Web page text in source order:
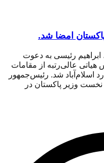
امضا شد.
ابراهیم رئیسی به دعوت
عالی‌رتبه از مقامات
اسلام‌آباد شد. رئیس‌جمهور
وزیر پاکستان در